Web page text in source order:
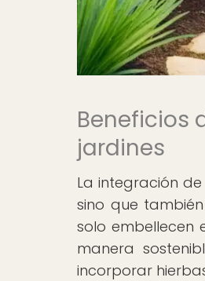
Beneficios
jardines
La integración
sino que
solo embellecen
manera
incorporar